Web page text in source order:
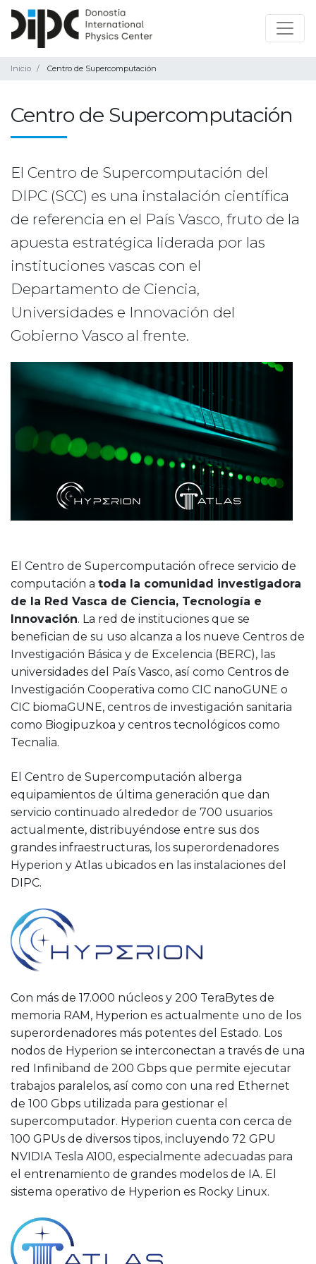
Inicio Centro de Supercomputación
Centro de Supercomputación
El Centro de Supercomputación del
DIPC (SCC) es una instalación científica
de referencia en el País Vasco, fruto de la
apuesta estratégica liderada por las
instituciones vascas con el
Departamento de Ciencia,
Universidades e Innovación del
Gobierno Vasco al frente.
El Centro de Supercomputación ofrece servicio de
computación a toda la comunidad investigadora
de la Red Vasca de Ciencia, Tecnología e
Innovación. La red de instituciones que se
benefician de su uso alcanza a los nueve Centros de
Investigación Básica y de Excelencia (BERC), las
universidades del País Vasco, así como Centros de
Investigación Cooperativa como CIC nanoGUNE o
CIC biomaGUNE, centros de investigación sanitaria
como Biogipuzkoa y centros tecnológicos como
Tecnalia.
El Centro de Supercomputación alberga
equipamientos de última generación que dan
servicio continuado alrededor de 700 usuarios
actualmente, distribuyéndose entre sus dos
grandes infraestructuras, los superordenadores
Hyperion y Atlas ubicados en las instalaciones del
DIPC.
Con más de 17.000 núcleos y 200 TeraBytes de
memoria RAM, Hyperion es actualmente uno de los
superordenadores más potentes del Estado. Los
nodos de Hyperion se interconectan a través de una
red Infiniband de 200 Gbps que permite ejecutar
trabajos paralelos, así como con una red Ethernet
de 100 Gbps utilizada para gestionar el
supercomputador. Hyperion cuenta con cerca de
100 GPUs de diversos tipos, incluyendo 72 GPU
NVIDIA Tesla A100, especialmente adecuadas para
el entrenamiento de grandes modelos de IA. El
sistema operativo de Hyperion es Rocky Linux.